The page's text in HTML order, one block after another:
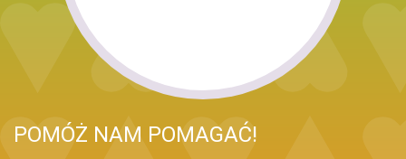
POMÓŻ NAM POMAGAĆ!